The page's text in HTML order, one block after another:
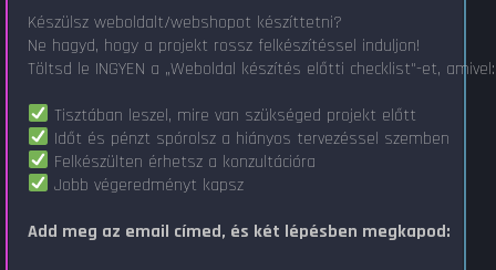
Készülsz weboldalt/webshopot készíttetni?
Ne hagyd, hogy a projekt rossz felkészítéssel induljon!
Töltsd le INGYEN a „Weboldal készítés előtti checklist"-et, amivel:
Tisztában leszel, mire van szükséged projekt előtt
Időt és pénzt spórolsz a hiányos tervezéssel szemben
Felkészülten érhetsz a konzultációra
Jobb végeredményt kapsz
Add meg az email címed, és két lépésben megkapod: